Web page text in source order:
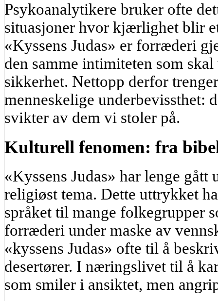
Psykoanalytikere bruker ofte
situasjoner hvor kjærlighet blir
«Kyssens Judas» er forræderi
den samme intimiteten som
sikkerhet. Nettopp derfor
menneskelige underbevissthet:
svikter av dem vi stoler på.
Kulturell fenomen: fra
«Kyssens Judas» har lenge gått
religiøst tema. Dette uttrykket
språket til mange folkegrupper
forræderi under maske av
«kyssens Judas» ofte til å
desertører. I næringslivet til å
som smiler i ansiktet, men